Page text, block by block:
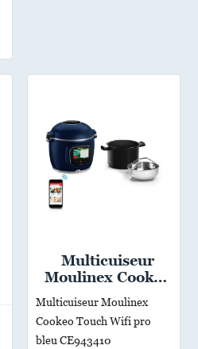
Multicuiseur
Moulinex Cookeo
Touch Wifi pro
bleu CE943410
Multicuiseur Moulinex
Cookeo Touch Wifi pro
bleu CE943410